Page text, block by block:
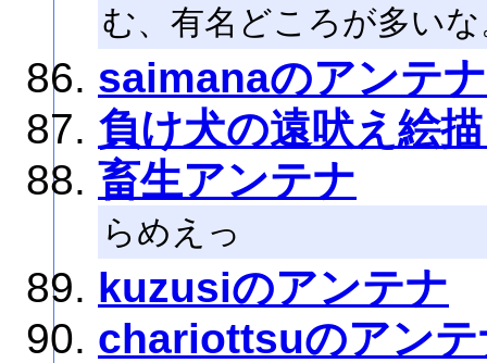
む、有名どころが多い
saimanaのアンテナ
負け犬の遠吠え絵
畜生アンテナ
らめえっ
kuzusiのアンテナ
chariottsuのアンテ